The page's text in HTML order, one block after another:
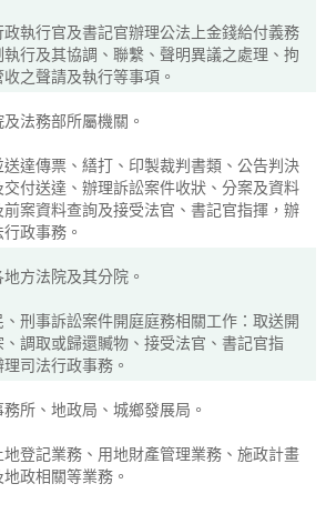
政執行官及書記官辦理公法上金錢給付義務
執行及其協調、聯繫、聲明異議之處理、拘
之聲請及執行等事項。
及法務部所屬機關。
送達傳票、繕打、印製裁判書類、公告判決
交付送達、辦理訴訟案件收狀、分案及資料
前案資料查詢及接受法官、書記官指揮，辦
政事務。
方法院及其分院。
、刑事訴訟案件開庭庭務相關工作：取送開
、調取或歸還贓物、接受法官、書記官指
司法行政事務。
所、地政局、城鄉發展局。
地登記業務、用地財產管理業務、施政計畫
政相關等業務。